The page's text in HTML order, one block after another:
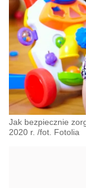
Jak bezpiecznie
2020 r. /fot. Fotolia